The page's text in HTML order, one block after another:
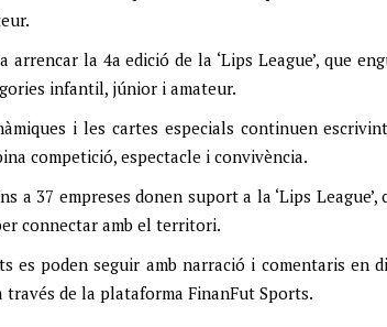
arrencar la 4a edició de la ‘Lips League’, que
infantil, júnior i amateur.
i les cartes especials continuen
competició, espectacle i convivència.
a 37 empreses donen suport a la ‘Lips
connectar amb el territori.
es poden seguir amb narració i comentaris en
través de la plataforma FinanFut Sports.